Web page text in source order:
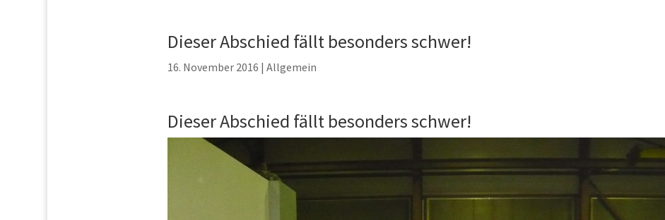
Dieser Abschied fällt besonders schwer!
16. November 2016 | Allgemein
Dieser Abschied fällt besonders schwer!